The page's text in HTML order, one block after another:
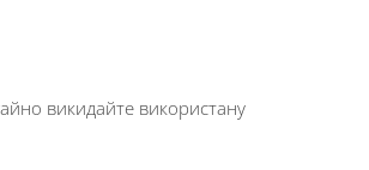
викидайте використану